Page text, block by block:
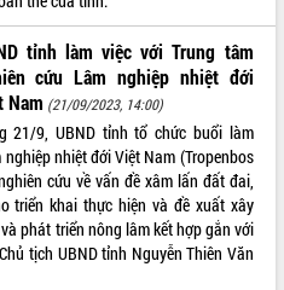
tỉnh làm việc với Trung tâm
cứu Lâm nghiệp nhiệt đới
Nam (21/09/2023, 14:00)
21/9, UBND tỉnh tổ chức buổi làm
nhiệt đới Việt Nam (Tropenbos
cứu về vấn đề xâm lấn đất đai,
triển khai thực hiện và đề xuất xây
phát triển nông lâm kết hợp gắn với
tịch UBND tỉnh Nguyễn Thiên Văn